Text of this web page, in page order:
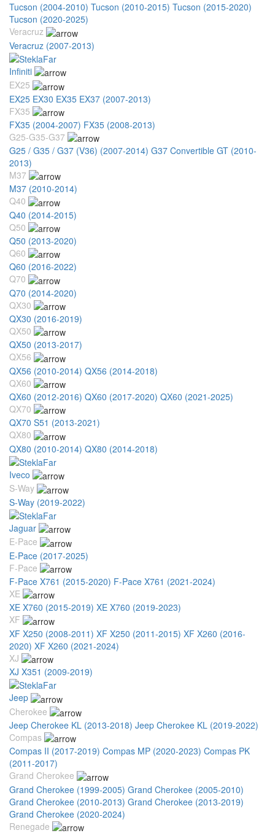
Tucson (2004-2010) Tucson (2010-2015) Tucson (2015-2020)
Tucson (2020-2025)
Veracruz
Veracruz (2007-2013)
Infiniti
EX25
EX25 EX30 EX35 EX37 (2007-2013)
FX35
FX35 (2004-2007) FX35 (2008-2013)
G25-G35-G37
G25 / G35 / G37 (V36) (2007-2014) G37 Convertible GT (2010-
2013)
M37
M37 (2010-2014)
Q40
Q40 (2014-2015)
Q50
Q50 (2013-2020)
Q60
Q60 (2016-2022)
Q70
Q70 (2014-2020)
QX30
QX30 (2016-2019)
QX50
QX50 (2013-2017)
QX56
QX56 (2010-2014) QX56 (2014-2018)
QX60
QX60 (2012-2016) QX60 (2017-2020) QX60 (2021-2025)
QX70
QX70 S51 (2013-2021)
QX80
QX80 (2010-2014) QX80 (2014-2018)
Iveco
S-Way
S-Way (2019-2022)
Jaguar
E-Pace
E-Pace (2017-2025)
F-Pace
F-Pace X761 (2015-2020) F-Pace X761 (2021-2024)
XE
XE X760 (2015-2019) XE X760 (2019-2023)
XF
XF X250 (2008-2011) XF X250 (2011-2015) XF X260 (2016-
2020) XF X260 (2021-2024)
XJ
XJ X351 (2009-2019)
Jeep
Cherokee
Jeep Cherokee KL (2013-2018) Jeep Cherokee KL (2019-2022)
Compas
Compas II (2017-2019) Compas MP (2020-2023) Compas PK
(2011-2017)
Grand Cherokee
Grand Cherokee (1999-2005) Grand Cherokee (2005-2010)
Grand Cherokee (2010-2013) Grand Cherokee (2013-2019)
Grand Cherokee (2020-2024)
Renegade